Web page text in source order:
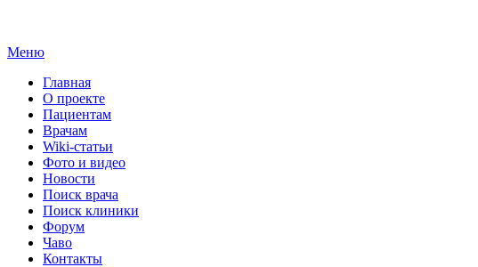
Меню
Главная
О проекте
Пациентам
Врачам
Wiki-статьи
Фото и видео
Новости
Поиск врача
Поиск клиники
Форум
Чаво
Контакты